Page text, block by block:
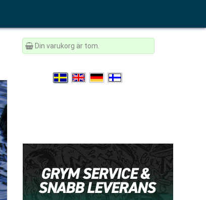
Din varukorg är tom.